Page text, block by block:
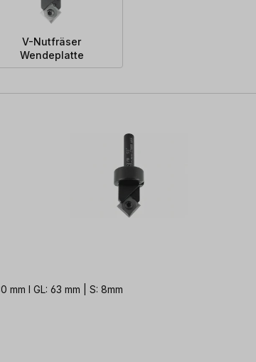
V-Nutfräser
Wendeplatte
mm l SL: 30 mm l GL: 63 mm | S: 8mm